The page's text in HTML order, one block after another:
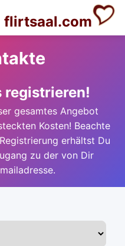
flirtsaal.com
registrieren!
gesamtes Angebot
Kosten! Beachte
erhältst Du
zu der von Dir